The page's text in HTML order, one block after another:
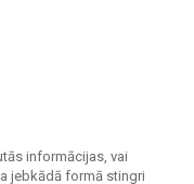
informācijas, vai
jebkādā formā stingri